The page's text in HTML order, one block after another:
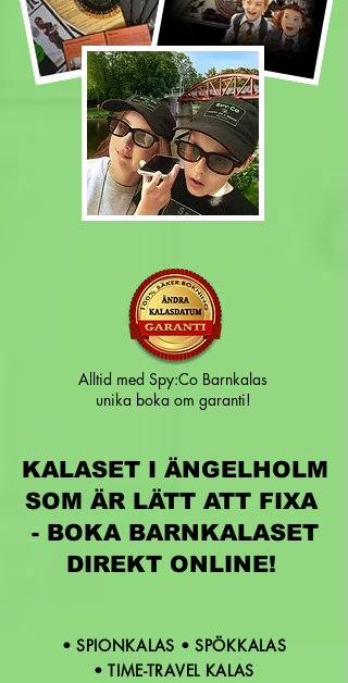
Alltid med Spy:Co Barnkalas
unika boka om garanti!
KALASET I ÄNGELHOLM
SOM ÄR LÄTT ATT FIXA
- BOKA BARNKALASET
DIREKT ONLINE!
• SPIONKALAS • SPÖKKALAS
• TIME-TRAVEL KALAS